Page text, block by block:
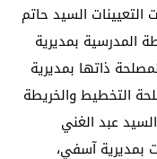
السيد حاتم
المدرسية بمديرية
ذاتها بمديرية
التخطيط والخريطة
عبد الغني
بمديرية آسفي،